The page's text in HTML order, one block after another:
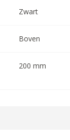
Zwart
Boven
200 mm